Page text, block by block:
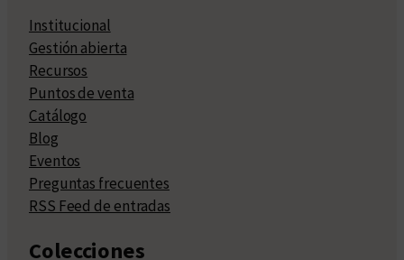
Institucional
Gestión abierta
Recursos
Puntos de venta
Catálogo
Blog
Eventos
Preguntas frecuentes
RSS Feed de entradas
Colecciones